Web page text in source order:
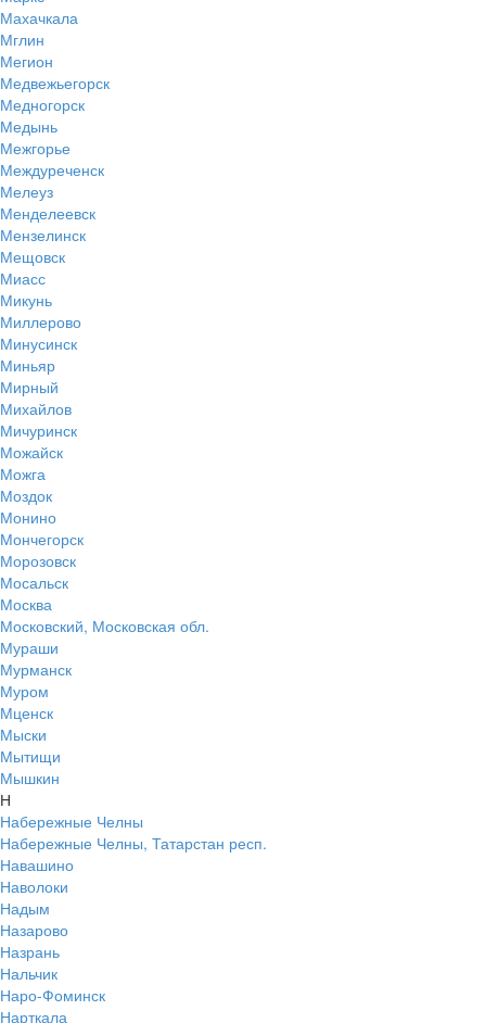
Махачкала
Мглин
Мегион
Медвежьегорск
Медногорск
Медынь
Межгорье
Междуреченск
Мелеуз
Менделеевск
Мензелинск
Мещовск
Миасс
Микунь
Миллерово
Минусинск
Миньяр
Мирный
Михайлов
Мичуринск
Можайск
Можга
Моздок
Монино
Мончегорск
Морозовск
Мосальск
Москва
Московский, Московская обл.
Мураши
Мурманск
Муром
Мценск
Мыски
Мытищи
Мышкин
Н
Набережные Челны
Набережные Челны, Татарстан респ.
Навашино
Наволоки
Надым
Назарово
Назрань
Нальчик
Наро-Фоминск
Нарткала